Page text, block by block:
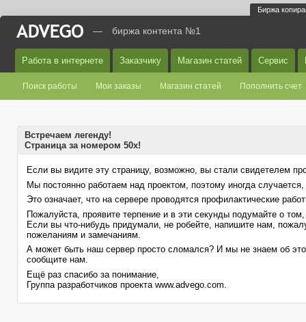
Биржа
— биржа контента №1
Работа в интернете Заказчику Магазин статей Сервис
Поиск работы Мои заказы Магазин статей Пополнить счет
Встречаем легенду!
Страница за номером 50x!
Если вы видите эту страницу, возможно, вы стали свидетелем
Мы постоянно работаем над проектом, поэтому иногда
Это означает, что на сервере проводятся профилактические
Пожалуйста, проявите терпение и в эти секунды подумайте о
Если вы что-нибудь придумали, не робейте, напишите нам,
пожеланиям и замечаниям.
А может быть наш сервер просто сломался? И мы не знаем об
сообщите нам.
Ещё раз спасибо за понимание,
Группа разработчиков проекта www.advego.com.